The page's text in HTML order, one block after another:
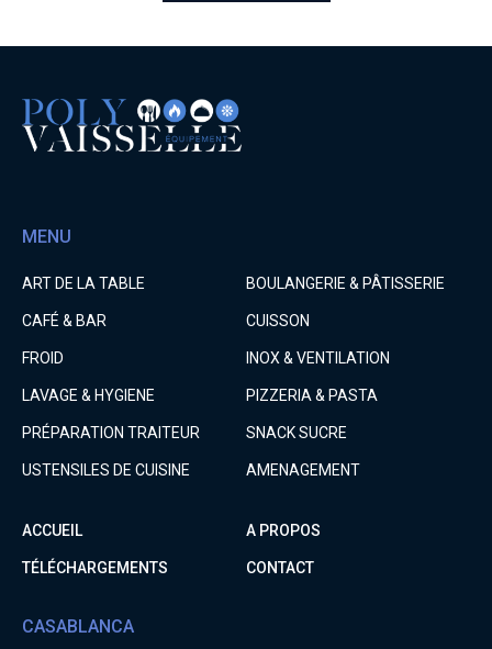
MENU
ART DE LA TABLE BOULANGERIE & PÂTISSERIE
CAFÉ & BAR CUISSON
FROID INOX & VENTILATION
LAVAGE & HYGIENE PIZZERIA & PASTA
PRÉPARATION TRAITEUR SNACK SUCRE
USTENSILES DE CUISINE AMENAGEMENT
ACCUEIL A PROPOS
TÉLÉCHARGEMENTS CONTACT
CASABLANCA